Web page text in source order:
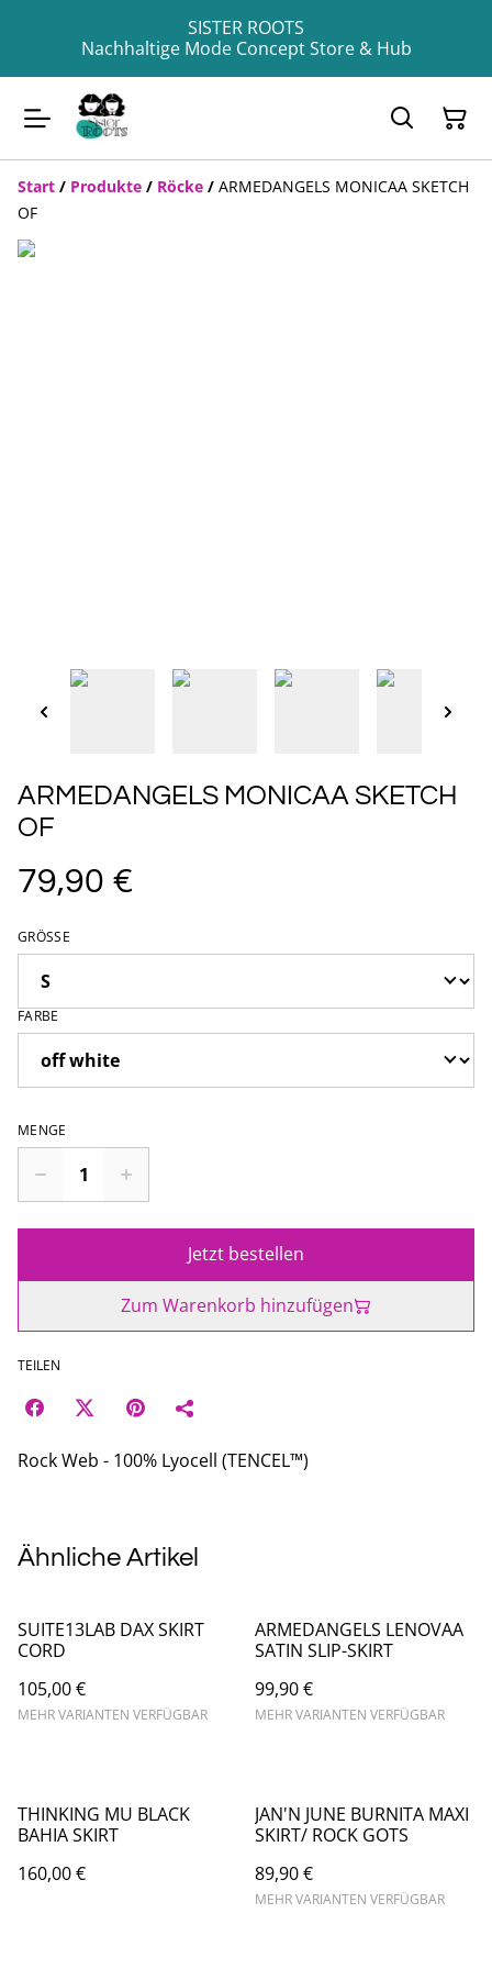
SISTER ROOTS
Nachhaltige Mode Concept Store & Hub
Start / Produkte / Röcke / ARMEDANGELS MONICAA SKETCH
OF
ARMEDANGELS MONICAA SKETCH
OF
79,90 €
GRÖSSE
FARBE
MENGE
Jetzt bestellen
Zum Warenkorb hinzufügen
TEILEN
Rock Web - 100% Lyocell (TENCEL™)
Ähnliche Artikel
SUITE13LAB DAX SKIRT
CORD
105,00 €
MEHR VARIANTEN VERFÜGBAR
ARMEDANGELS LENOVAA
SATIN SLIP-SKIRT
99,90 €
MEHR VARIANTEN VERFÜGBAR
THINKING MU BLACK
BAHIA SKIRT
160,00 €
JAN'N JUNE BURNITA MAXI
SKIRT/ ROCK GOTS
89,90 €
MEHR VARIANTEN VERFÜGBAR